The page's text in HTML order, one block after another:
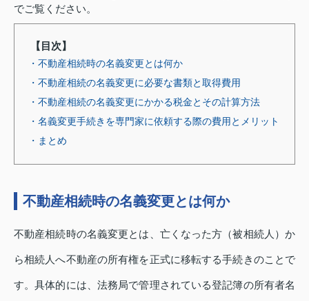
でご覧ください。
【目次】
・不動産相続時の名義変更とは何か
・不動産相続の名義変更に必要な書類と取得費用
・不動産相続の名義変更にかかる税金とその計算方法
・名義変更手続きを専門家に依頼する際の費用とメリット
・まとめ
不動産相続時の名義変更とは何か
不動産相続時の名義変更とは、亡くなった方（被相続人）か
ら相続人へ不動産の所有権を正式に移転する手続きのことで
す。具体的には、法務局で管理されている登記簿の所有者名